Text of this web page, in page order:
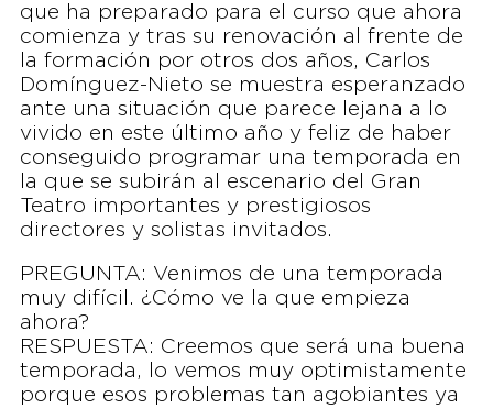
que ha preparado para el curso que ahora
comienza y tras su renovación al frente de
la formación por otros dos años, Carlos
Domínguez-Nieto se muestra esperanzado
ante una situación que parece lejana a lo
vivido en este último año y feliz de haber
conseguido programar una temporada en
la que se subirán al escenario del Gran
Teatro importantes y prestigiosos
directores y solistas invitados.
PREGUNTA: Venimos de una temporada
muy difícil. ¿Cómo ve la que empieza
ahora?
RESPUESTA: Creemos que será una buena
temporada, lo vemos muy optimistamente
porque esos problemas tan agobiantes ya